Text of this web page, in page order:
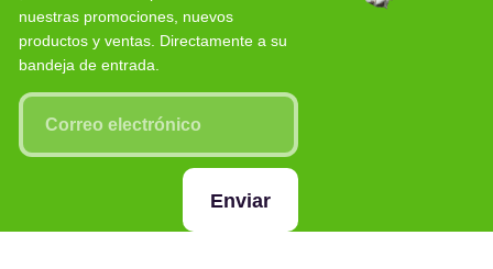
nuestras promociones, nuevos
productos y ventas. Directamente a su
bandeja de entrada.
Enviar